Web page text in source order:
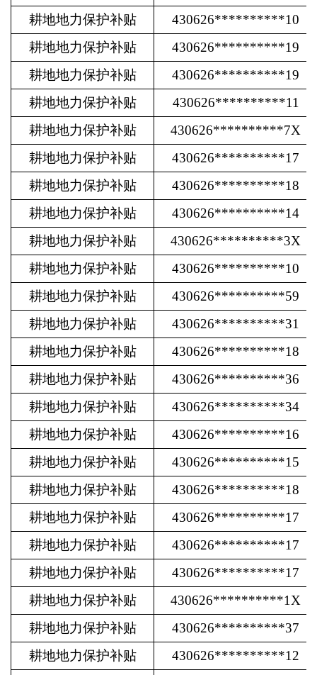
耕地地力保护补贴
430626**********10
耕地地力保护补贴
430626**********19
耕地地力保护补贴
430626**********19
耕地地力保护补贴
430626**********11
耕地地力保护补贴
430626**********7X
耕地地力保护补贴
430626**********17
耕地地力保护补贴
430626**********18
耕地地力保护补贴
430626**********14
耕地地力保护补贴
430626**********3X
耕地地力保护补贴
430626**********10
耕地地力保护补贴
430626**********59
耕地地力保护补贴
430626**********31
耕地地力保护补贴
430626**********18
耕地地力保护补贴
430626**********36
耕地地力保护补贴
430626**********34
耕地地力保护补贴
430626**********16
耕地地力保护补贴
430626**********15
耕地地力保护补贴
430626**********18
耕地地力保护补贴
430626**********17
耕地地力保护补贴
430626**********17
耕地地力保护补贴
430626**********17
耕地地力保护补贴
430626**********1X
耕地地力保护补贴
430626**********37
耕地地力保护补贴
430626**********12